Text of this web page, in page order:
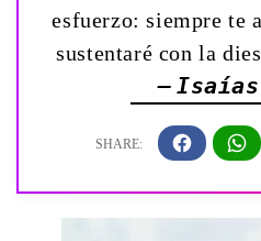
esfuerzo: siempre te
sustentaré con la
—